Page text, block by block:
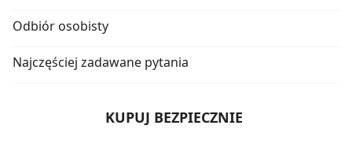
Odbiór osobisty
Najczęściej zadawane pytania
KUPUJ BEZPIECZNIE